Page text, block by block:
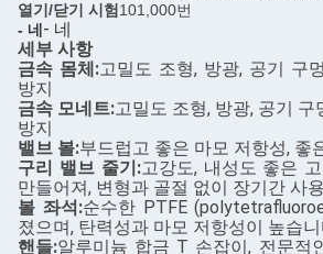
열기/닫기 시험101,000번
- 네 - 네
세부 사항
금속 몸체:고밀도 조형, 방광, 공기 구
방지
금속 모네트:고밀도 조형, 방광, 공기 구
방지
밸브 볼:부드럽고 좋은 마모 저항성, 좋
구리 밸브 줄기:고강도, 내성도 좋은
만들어져, 변형과 골절 없이 장기간 사
볼 좌석:순수한 PTFE
졌으며, 탄력성과 마모 저항성이 높습니
핸들:알루미늄 합금 T 손잡이, 전문적